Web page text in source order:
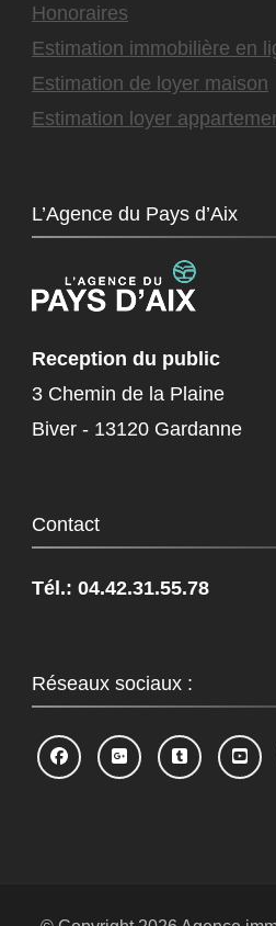
Honoraires
Estimation immobilière en
Estimation de loyer maison
Estimation loyer
L’Agence du Pays d’Aix
Reception du public
3 Chemin de la Plaine
Biver - 13120 Gardanne
Contact
Tél.: 04.42.31.55.78
Réseaux sociaux :